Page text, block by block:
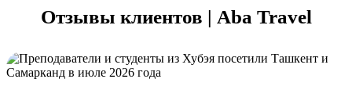
Отзывы клиентов | Aba Travel